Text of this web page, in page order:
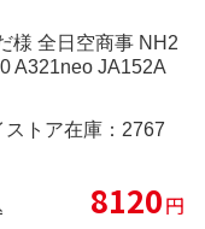
様 全日空商事 NH2
A321neo JA152A
ストア在庫： 2767
8120円